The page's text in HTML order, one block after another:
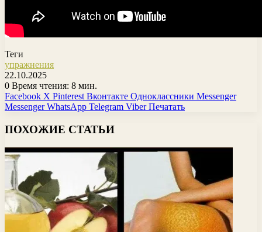
Теги
упражнения
22.10.2025
0 Время чтения: 8 мин.
Facebook X Pinterest Вконтакте Одноклассники Messenger
Messenger WhatsApp Telegram Viber Печатать
ПОХОЖИЕ СТАТЬИ